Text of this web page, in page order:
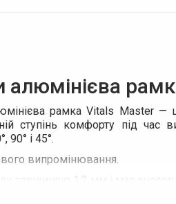
алюмінієва
рамка Vitals Master —
ступінь комфорту під
і 45°.
випромінювання.
товщиною 1,2 мм і має
вимірювання навіть в